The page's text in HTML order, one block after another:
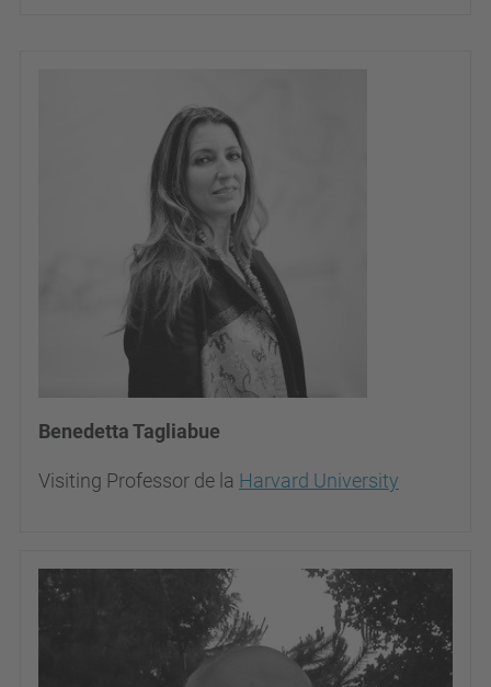
Benedetta Tagliabue
Visiting Professor de la Harvard University